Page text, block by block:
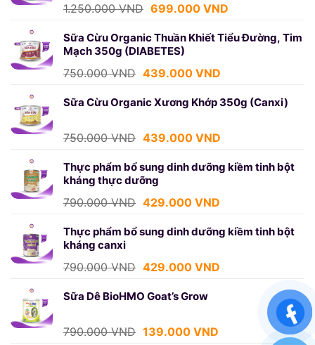
1.250.000VND Giá
là:
1.250.000 VND.
699.000 VNDGiá
tại
Sữa Cừu Organic Thuần Khiết Tiểu Đường, Tim
Mạch 350g (DIABETES)
750.000VND Giá
là:
439.000 VNDGiá
tại
Sữa Cừu Organic Xương Khớp 350g (Canxi)
750.000VND Giá
là:
750.000 VND.
439.000 VNDGiá
tại
Thực phẩm bổ sung dinh dưỡng kiềm tinh bột
kháng thực dưỡng
790.000VND Giá
là:
429.000 VNDGiá
tại
Thực phẩm bổ sung dinh dưỡng kiềm tinh bột
kháng canxi
790.000VND Giá
là:
429.000 VNDGiá
429.000 VND.
Sữa Dê BioHMO Goat’s Grow
790.000VND Giá
139.000 VNDGiá